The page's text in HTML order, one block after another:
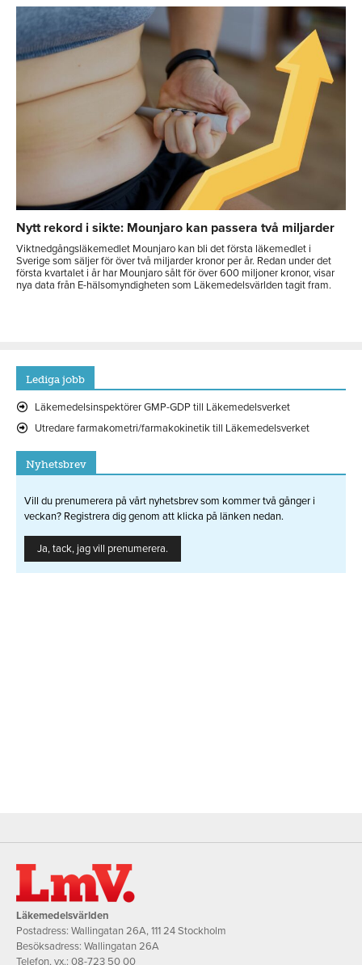
Nytt rekord i sikte: Mounjaro kan passera två miljarder
Viktnedgångsläkemedlet Mounjaro kan bli det första läkemedlet i
Sverige som säljer för över två miljarder kronor per år. Redan under det
första kvartalet i år har Mounjaro sålt för över 600 miljoner kronor, visar
nya data från E-hälsomyndigheten som Läkemedelsvärlden tagit fram.
Lediga jobb
Läkemedelsinspektörer GMP-GDP till Läkemedelsverket
Utredare farmakometri/farmakokinetik till Läkemedelsverket
Nyhetsbrev
Vill du prenumerera på vårt nyhetsbrev som kommer två gånger i
veckan? Registrera dig genom att klicka på länken nedan.
Ja, tack, jag vill prenumerera.
Läkemedelsvärlden
Postadress: Wallingatan 26A, 111 24 Stockholm
Besöksadress: Wallingatan 26A
Telefon, vx.: 08-723 50 00